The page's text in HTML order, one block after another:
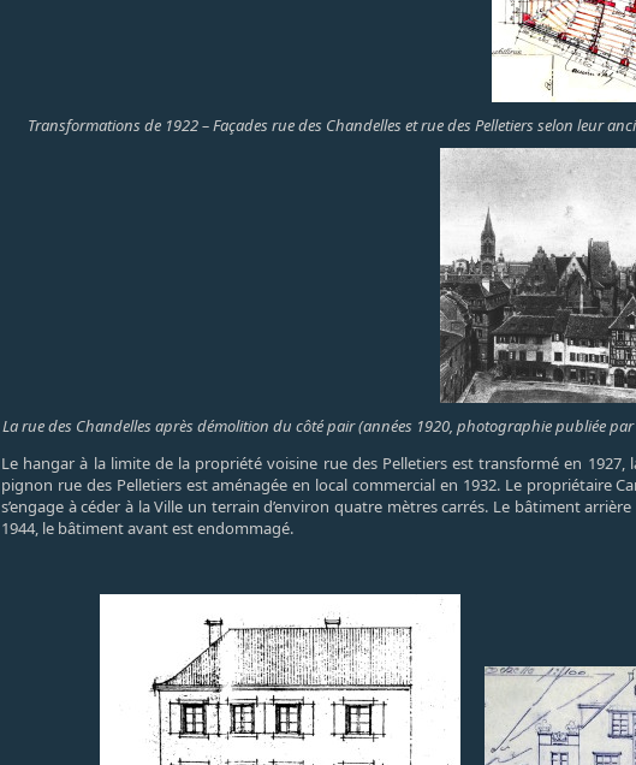
Transformations de 1922 – Façades rue des Chandelles et rue des Pelletiers selon leur
La rue des Chandelles après démolition du côté pair (années 1920, photographie publiée par
Le hangar à la limite de la propriété voisine rue des Pelletiers est transformé en
pignon rue des Pelletiers est aménagée en local commercial en 1932. Le propriétaire
s’engage à céder à la Ville un terrain d’environ quatre mètres carrés. Le bâtiment
1944, le bâtiment avant est endommagé.